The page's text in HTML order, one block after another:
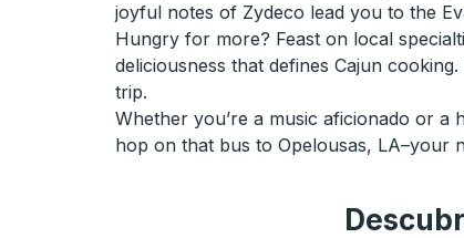
joyful notes of Zydeco lead you to the
Hungry for more? Feast on local
deliciousness that defines Cajun
trip.
Whether you’re a music aficionado or
hop on that bus to Opelousas, LA–your